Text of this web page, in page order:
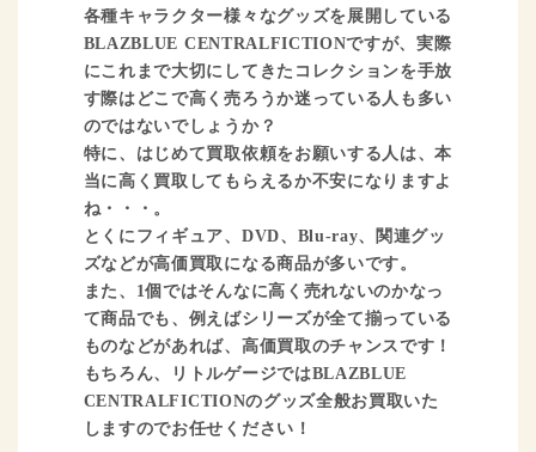
各種キャラクター様々なグッズを展開している
BLAZBLUE CENTRALFICTIONですが、実際
にこれまで大切にしてきたコレクションを手放
す際はどこで高く売ろうか迷っている人も多い
のではないでしょうか？
特に、はじめて買取依頼をお願いする人は、本
当に高く買取してもらえるか不安になりますよ
ね・・・。
とくにフィギュア、DVD、Blu-ray、関連グッ
ズなどが高価買取になる商品が多いです。
また、1個ではそんなに高く売れないのかなっ
て商品でも、例えばシリーズが全て揃っている
ものなどがあれば、高価買取のチャンスです！
もちろん、リトルゲージではBLAZBLUE
CENTRALFICTIONのグッズ全般お買取いた
しますのでお任せください！